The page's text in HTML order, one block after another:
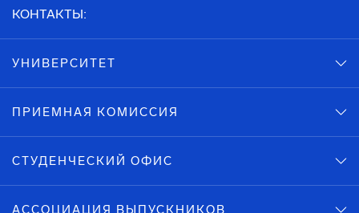
КОНТАКТЫ:
УНИВЕРСИТЕТ
ПРИЕМНАЯ КОМИССИЯ
СТУДЕНЧЕСКИЙ ОФИС
АССОЦИАЦИЯ ВЫПУСКНИКОВ